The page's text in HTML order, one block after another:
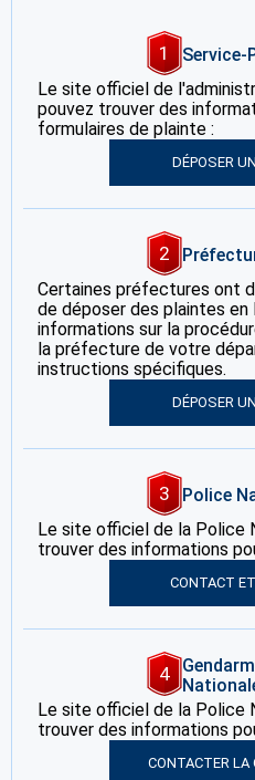
1
Service-
Le site officiel de
pouvez trouver des
formulaires de plainte :
DÉPOSER
2
Certaines préfectures ont
de déposer des plaintes en
informations sur la
la préfecture de votre
instructions spécifiques.
DÉPOSER
3
Police
Le site officiel de la Police
trouver des informations
CONTACT
4
Le site officiel de la Police
trouver des informations
CONTACTER LA